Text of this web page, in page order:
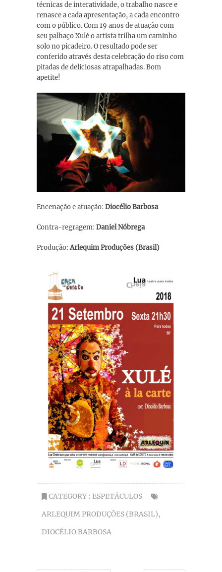
técnicas de interatividade, o trabalho nasce e
renasce a cada apresentação, a cada encontro
com o público. Com 19 anos de atuação com
seu palhaço Xulé o artista trilha um caminho
solo no picadeiro. O resultado pode ser
conferido através desta celebração do riso com
pitadas de deliciosas atrapalhadas. Bom
apetite!
Encenação e atuação: Diocélio Barbosa
Contra-regragem: Daniel Nóbrega
Produção:Arlequim Produções (Brasil)
CATEGORY : ESPETÁCULOS
ARLEQUIM PRODUÇÕES (BRASIL),
DIOCÉLIO BARBOSA